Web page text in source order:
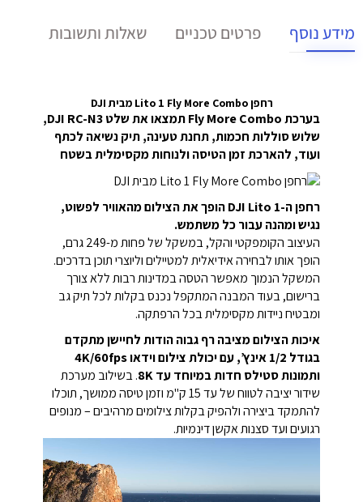
מידע נוסף פרטים טכניים שאלות ותשובות
רחפן Lito 1 Fly More Combo מבית DJI
בערכת Fly More Combo תמצאו את שלט DJI RC-N3,
שלוש סוללות חכמות, תחנת טעינה, תיק נשיאה לכתף
ועוד, להארכת זמן הטיסה ולנוחות מקסימלית בשטח
רחפן ה-DJI Lito 1 הופך את הצילום מהאוויר לפשוט,
נגיש ומהנה עבור כל משתמש.
העיצוב הקומפקטי והקל, במשקל של פחות מ-249 גרם,
הופך אותו לבחירה אידיאלית למטיילים וליוצרי תוכן בדרכים.
המשקל הנמוך מאפשר הטסה במדינות רבות ללא צורך
ברישום, בעוד המבנה המתקפל נכנס בקלות לכל תיק גב
ומבטיח ניידות מקסימלית בכל הרפתקה.
איכות הצילום מציבה רף גבוה הודות לחיישן מתקדם
בגודל 1/2 אינץ’, עם יכולת צילום וידאו 4K/60fps
ותמונות סטילס חדות במיוחד עד 8K
. בשילוב מערכת
שידור יציבה לטווח של עד 15 ק"מ וזמן טיסה ממושך, תוכלו
להתמקד ביצירה ולהפיק בקלות צילומים מרהיבים – מנופים
רגועים ועד סצנות אקשן דינמיות.